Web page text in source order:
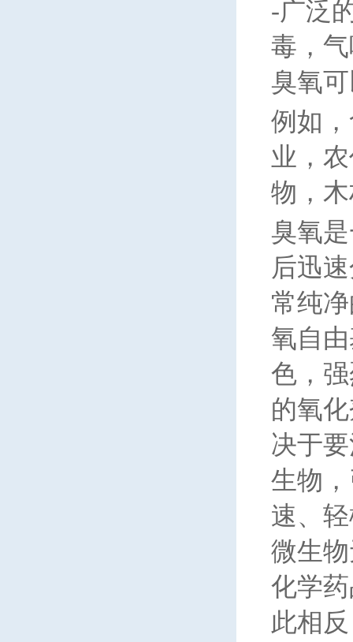
-广泛
毒，
臭氧
例如
业，
物，
臭氧
后迅
常纯
氧自
色，
的氧
决于
生物
速、
微生
化学
此相